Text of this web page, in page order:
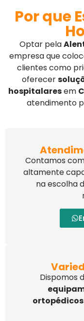
Por que
Optar pela
empresa que
clientes como
oferecer
hospitalaresem
atendimento
Contamos
altamente
na escolha
Dispomos
ortopédicos